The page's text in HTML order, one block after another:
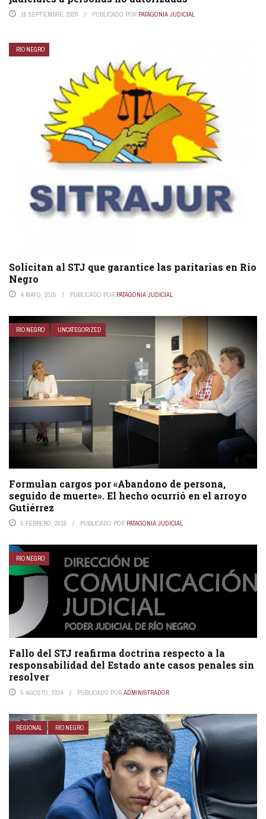
16 SEPTIEMBRE, 2020 PUBLICADO POR PATAGONIA JUDICIAL
RÍO NEGRO
Solicitan al STJ que garantice las paritarias en Rio
Negro
4 MAYO, 2015 PUBLICADO POR PATAGONIA JUDICIAL
RÍO NEGRO UNCATEGORIZED
Formulan cargos por «Abandono de persona,
seguido de muerte». El hecho ocurrió en el arroyo
Gutiérrez
5 FEBRERO, 2018 PUBLICADO POR PATAGONIA JUDICIAL
RÍO NEGRO
Fallo del STJ reafirma doctrina respecto a la
responsabilidad del Estado ante casos penales sin
resolver
5 AGOSTO, 2024 PUBLICADO POR ADMINISTRADOR
REGIONAL RÍO NEGRO